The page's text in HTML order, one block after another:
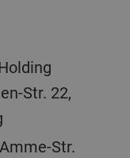
Str. 22,
Str.